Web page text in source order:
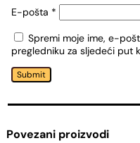
E-pošta *
Spremi moje ime, e-
pregledniku za sljedeći put
Submit
Povezani proizvodi